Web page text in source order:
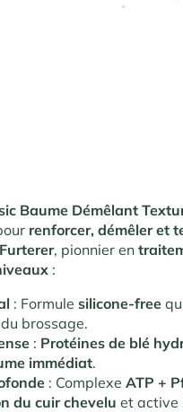
Baume Démêlant
renforcer, démêler et
, pionnier en
:
: Formulesilicone-free
brossage.
: Protéines de blé
immédiat.
: ComplexeATP +
du cuir chevelu et active